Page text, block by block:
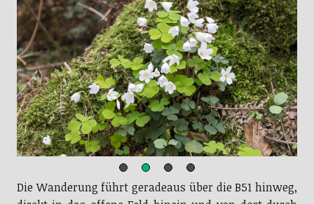
Die Wanderung führt geradeaus über die B51 hinweg,